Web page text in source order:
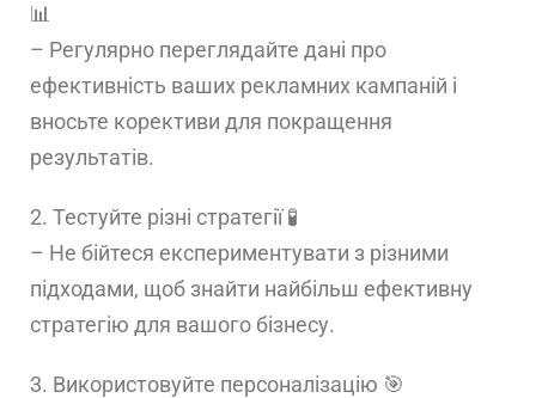
📊
– Регулярно переглядайте дані про
ефективність ваших рекламних кампаній і
вносьте корективи для покращення
результатів.
2. Тестуйте різні стратегії 🧪
– Не бійтеся експериментувати з різними
підходами, щоб знайти найбільш ефективну
стратегію для вашого бізнесу.
3. Використовуйте персоналізацію 🎯